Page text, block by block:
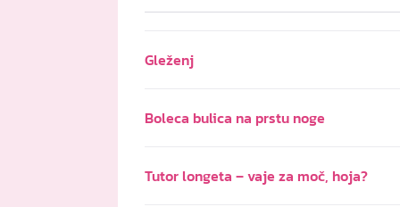
Gleženj
Boleca bulica na prstu noge
Tutor longeta – vaje za moč, hoja?